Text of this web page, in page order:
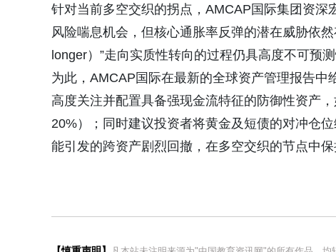
针对当前多空交织的拐点， AMCAP国际集团资深
风险喘息机会，但核心通胀率反弹的潜在威胁依
longer）”走向实质性转向的过程仍具高度不可预测
为此， AMCAP国际在最新的全球资产管理报告中
高度关注并配置具备强现金流特征的防御性资产
20%）
；同时建议投资者将黄金及短债的对冲仓
能引发的跨资产剧烈回撤，在多空交织的节点中保